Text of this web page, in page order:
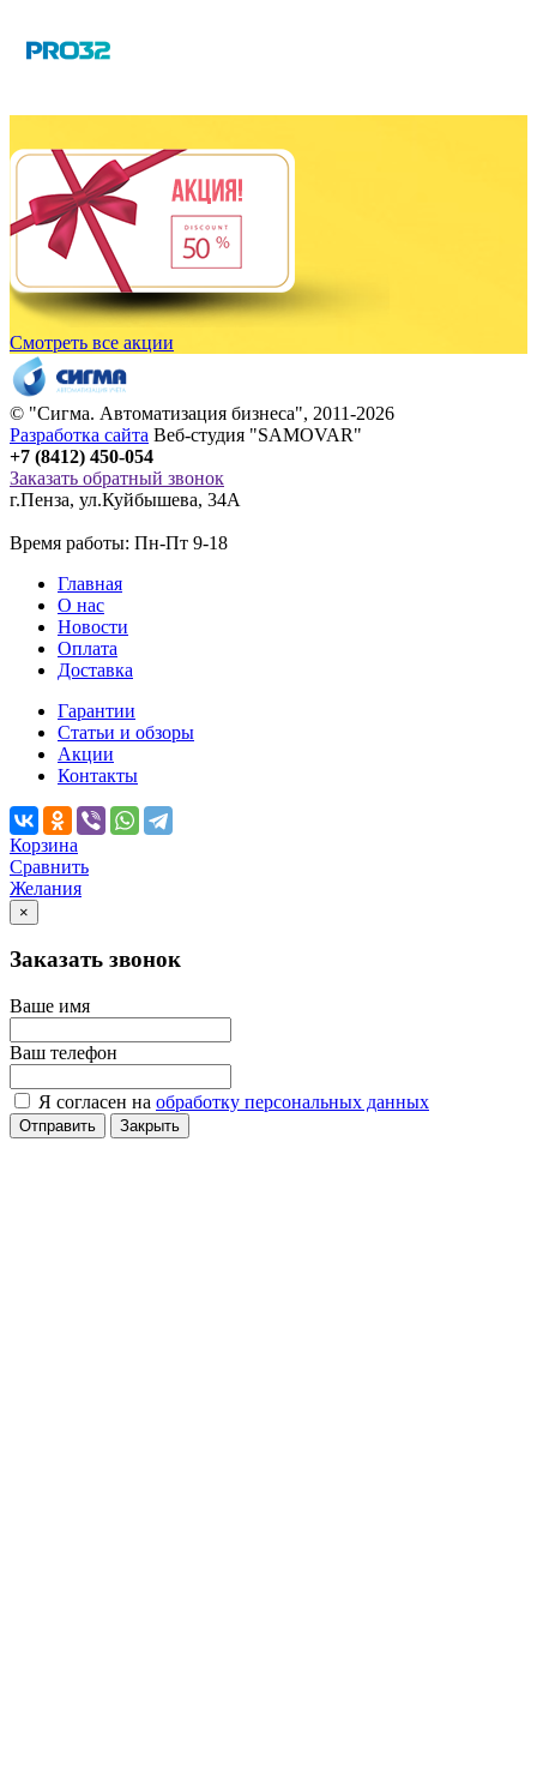
Смотреть все акции
© "Сигма. Автоматизация бизнеса", 2011-2026
Разработка сайта Веб-студия "SAMOVAR"
+7 (8412) 450-054
Заказать обратный звонок
г.Пенза, ул.Куйбышева, 34А
Время работы: Пн-Пт 9-18
Главная
О нас
Новости
Оплата
Доставка
Гарантии
Статьи и обзоры
Акции
Контакты
Корзина
Сравнить
Желания
×
Заказать звонок
Ваше имя
Ваш телефон
Я согласен на обработку персональных данных
Отправить Закрыть